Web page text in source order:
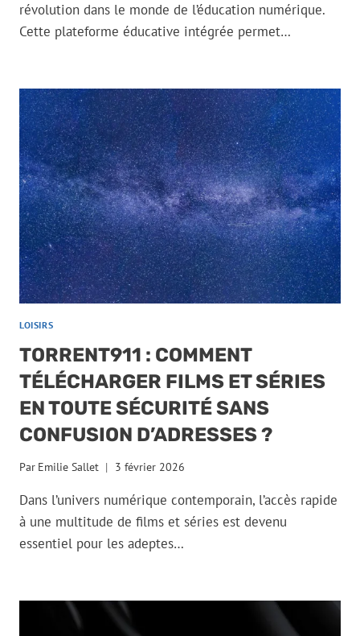
révolution dans le monde de l’éducation numérique.
Cette plateforme éducative intégrée permet…
LOISIRS
TORRENT911 : COMMENT
TÉLÉCHARGER FILMS ET SÉRIES
EN TOUTE SÉCURITÉ SANS
CONFUSION D’ADRESSES ?
Par Emilie Sallet 3 février 2026
Dans l’univers numérique contemporain, l’accès rapide
à une multitude de films et séries est devenu
essentiel pour les adeptes…